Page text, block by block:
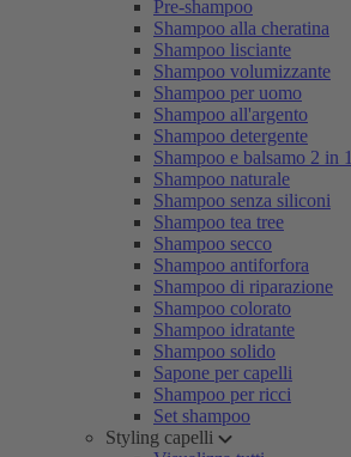
Pre-shampoo
Shampoo alla cheratina
Shampoo lisciante
Shampoo volumizzante
Shampoo per uomo
Shampoo all'argento
Shampoo detergente
Shampoo e balsamo 2 in 1
Shampoo naturale
Shampoo senza siliconi
Shampoo tea tree
Shampoo secco
Shampoo antiforfora
Shampoo di riparazione
Shampoo colorato
Shampoo idratante
Shampoo solido
Sapone per capelli
Shampoo per ricci
Set shampoo
Styling capelli